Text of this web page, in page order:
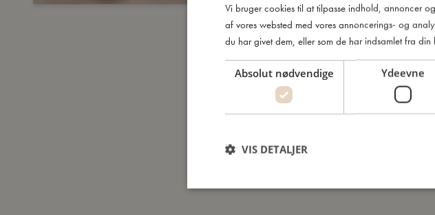
Vi bruger cookies til at tilpasse indhold, annoncer
af vores websted med vores annoncerings- og
du har givet dem, eller som de har indsamlet fra din
Absolut nødvendige Ydeevne
VIS DETALJER